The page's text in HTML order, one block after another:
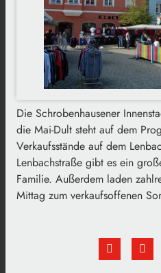
Die Schrobenhausener
die Mai-Dult steht auf dem
Verkaufsstände auf dem
Lenbachstraße gibt es ein
Familie. Außerdem laden
Mittag zum verkaufsoffenen